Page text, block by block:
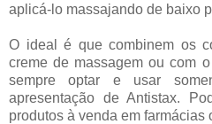
aplicá-lo massajando de baixo
O ideal é que combinem os
creme de massagem ou com
sempre optar e usar
apresentação de Antistax.
produtos à venda em farmácias